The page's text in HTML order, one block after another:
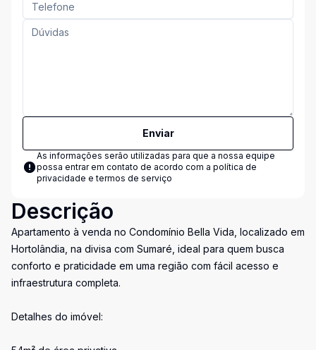
Enviar
As informações serão utilizadas para que a nossa equipe
possa entrar em contato de acordo com a política de
privacidade e termos de serviço
Descrição
Apartamento à venda no Condomínio Bella Vida, localizado em
Hortolândia, na divisa com Sumaré, ideal para quem busca
conforto e praticidade em uma região com fácil acesso e
infraestrutura completa.
Detalhes do imóvel: